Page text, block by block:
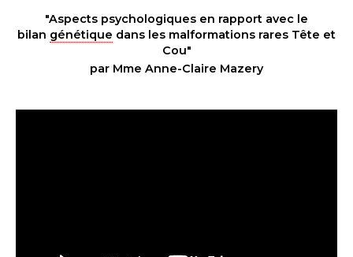
"Aspects psychologiques en rapport avec le
bilan génétique dans les malformations rares Tête et
Cou"
par Mme Anne-Claire Mazery